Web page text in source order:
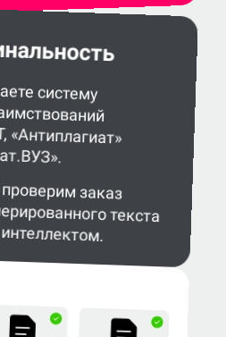
систему
заказ
текста